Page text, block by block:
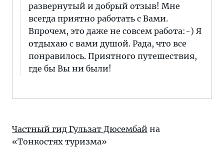
развернутый и добрый отзыв! Мне
всегда приятно работать с Вами.
Впрочем, это даже не совсем работа:-) Я
отдыхаю с вами душой. Рада, что все
понравилось. Приятного путешествия,
где бы Вы ни были!
Частный гид Гульзат Дюсембай на
«Тонкостях туризма»